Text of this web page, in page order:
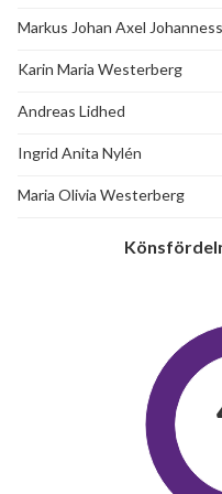
Markus Johan Axel
Karin Maria Westerberg
Andreas Lidhed
Ingrid Anita Nylén
Maria Olivia Westerberg